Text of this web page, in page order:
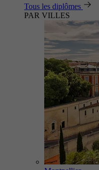
Tous les diplômes
PAR VILLES